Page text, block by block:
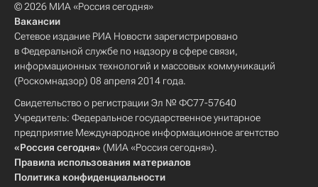
© 2026 МИА «Россия сегодня»
Вакансии
Сетевое издание РИА Новости зарегистрировано
в Федеральной службе по надзору в сфере связи,
информационных технологий и массовых коммуникаций
(Роскомнадзор) 08 апреля 2014 года.
Свидетельство о регистрации Эл № ФС77-57640
Учредитель: Федеральное государственное унитарное
предприятие Международное информационное агентство
«Россия сегодня» (МИА «Россия сегодня»).
Правила использования материалов
Политика конфиденциальности